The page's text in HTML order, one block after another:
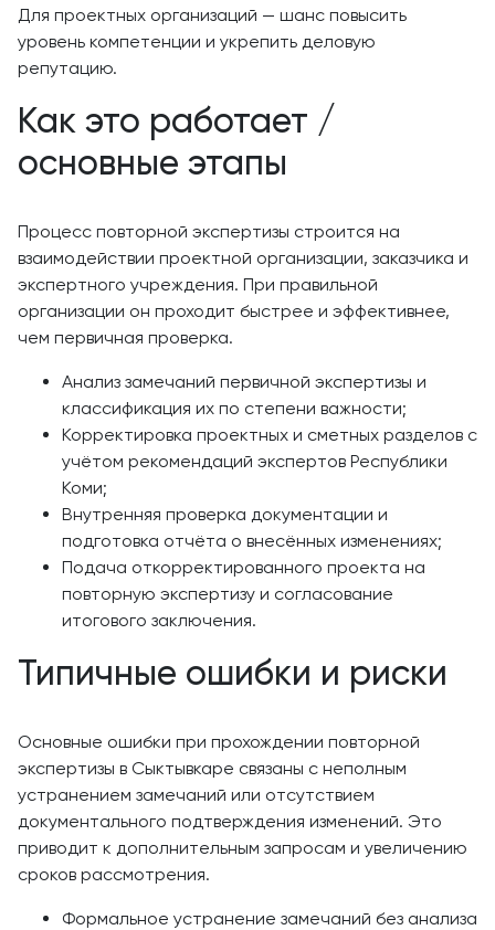
Для проектных организаций — шанс повысить
уровень компетенции и укрепить деловую
репутацию.
Как это работает /
основные этапы
Процесс повторной экспертизы строится на
взаимодействии проектной организации, заказчика и
экспертного учреждения. При правильной
организации он проходит быстрее и эффективнее,
чем первичная проверка.
Анализ замечаний первичной экспертизы и
классификация их по степени важности;
Корректировка проектных и сметных разделов с
учётом рекомендаций экспертов Республики
Коми;
Внутренняя проверка документации и
подготовка отчёта о внесённых изменениях;
Подача откорректированного проекта на
повторную экспертизу и согласование
итогового заключения.
Типичные ошибки и риски
Основные ошибки при прохождении повторной
экспертизы в Сыктывкаре связаны с неполным
устранением замечаний или отсутствием
документального подтверждения изменений. Это
приводит к дополнительным запросам и увеличению
сроков рассмотрения.
Формальное устранение замечаний без анализа